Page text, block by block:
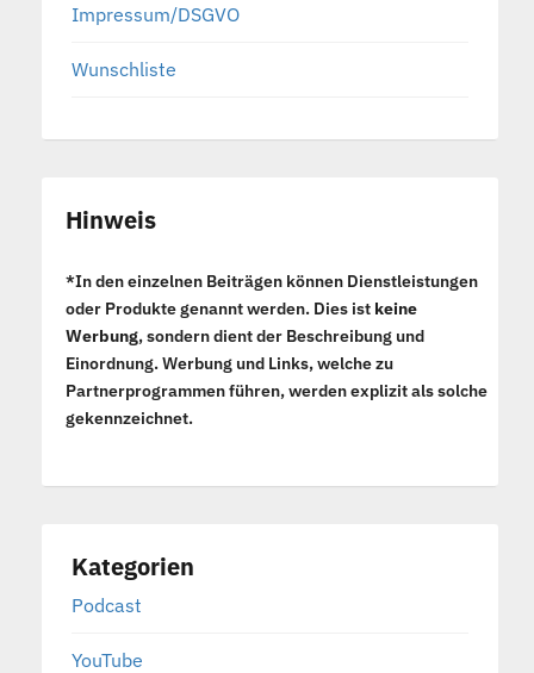
Impressum/DSGVO
Wunschliste
Hinweis
*In den einzelnen Beiträgen können Dienstleistungen
oder Produkte genannt werden. Dies ist keine
Werbung, sondern dient der Beschreibung und
Einordnung. Werbung und Links, welche zu
Partnerprogrammen führen, werden explizit als solche
gekennzeichnet.
Kategorien
Podcast
YouTube